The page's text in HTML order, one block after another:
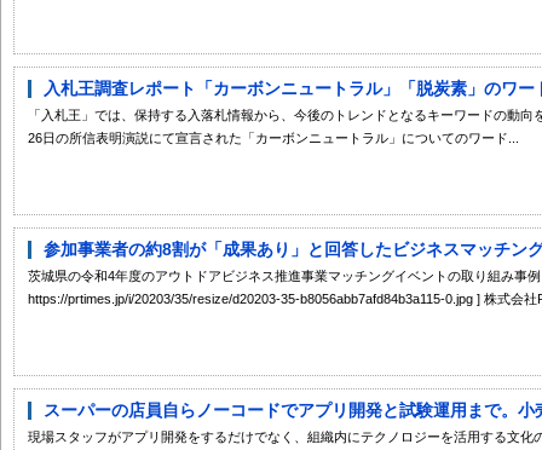
入札王調査レポート「カーボンニュートラル」「脱炭素」のワー
「入札王」では、保持する入落札情報から、今後のトレンドとなるキーワードの動
26日の所信表明演説にて宣言された「カーボンニュートラル」についてのワード...
参加事業者の約8割が「成果あり」と回答したビジネスマッチン
茨城県の令和4年度のアウトドアビジネス推進事業マッチングイベントの取り組み事
https://prtimes.jp/i/20203/35/resize/d20203-35-b8056abb7afd84b3a115-0.jpg ] 株式会
スーパーの店員自らノーコードでアプリ開発と試験運用まで。小
現場スタッフがアプリ開発をするだけでなく、組織内にテクノロジーを活用する文